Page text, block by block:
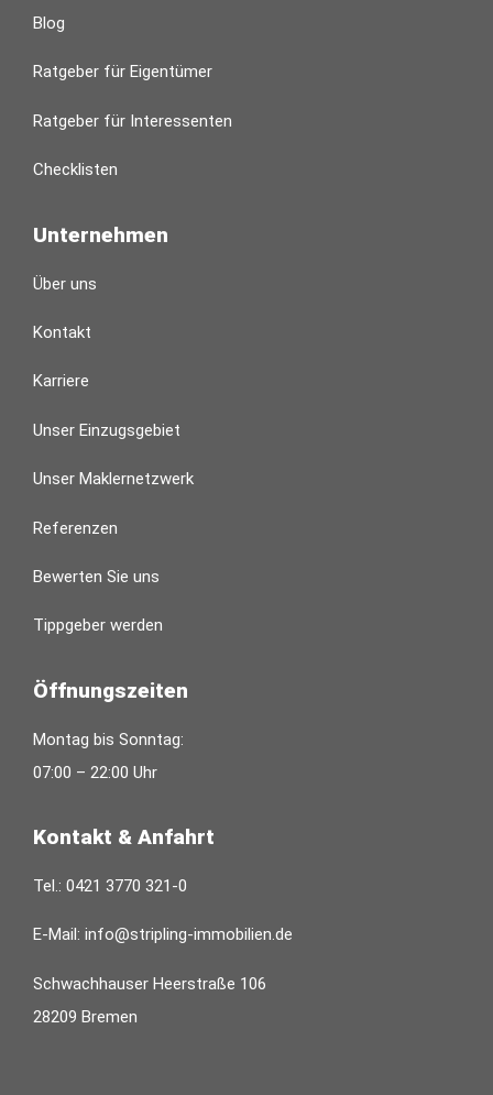
Blog
Ratgeber für Eigentümer
Ratgeber für Interessenten
Checklisten
Unternehmen
Über uns
Kontakt
Karriere
Unser Einzugsgebiet
Unser Maklernetzwerk
Referenzen
Bewerten Sie uns
Tippgeber werden
Öffnungszeiten
Montag bis Sonntag:
07:00 – 22:00 Uhr
Kontakt & Anfahrt
Tel.: 0421 3770 321-0
E-Mail: info@stripling-immobilien.de
Schwachhauser Heerstraße 106
28209 Bremen